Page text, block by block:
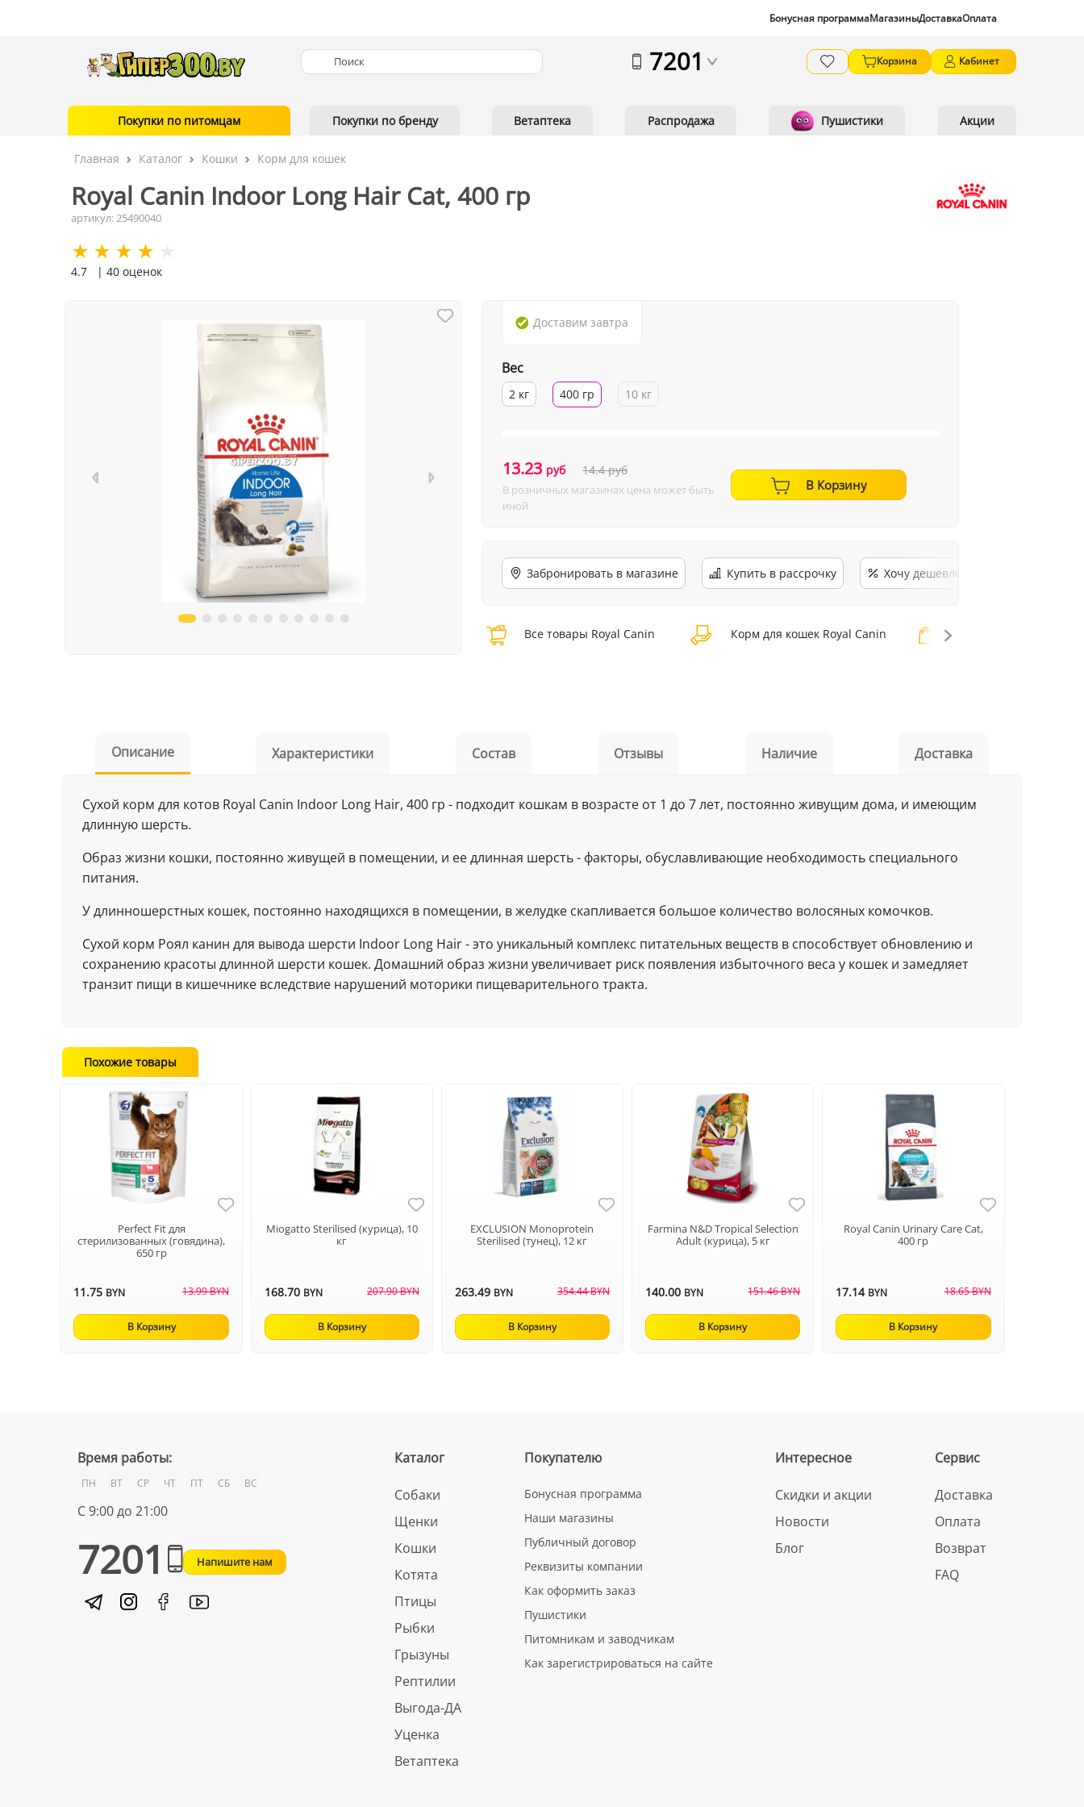
Бонусная программаМагазиныДоставкаОплата
7201 Корзина Кабинет
Покупки по питомцам Покупки по бренду Ветаптека Распродажа Пушистики Акции
Главная Каталог Кошки Корм для кошек
Royal Canin Indoor Long Hair Cat, 400 гр
артикул: 25490040
4.7 | 40 оценок
Доставим завтра
Вес
2 кг 400 гр 10 кг
13.23 руб 14.4руб
В розничных магазинах цена может быть
иной
В Корзину
Забронировать в магазине Купить в рассрочку Хочу дешевле
Все товары Royal Canin Корм для кошек Royal Canin Корм для кошек
Описание Характеристики Состав Отзывы Наличие Доставка
Сухой корм для котов Royal Canin Indoor Long Hair, 400 гр - подходит кошкам в возрасте от 1 до 7 лет, постоянно живущим дома, и имеющим
длинную шерсть.
Образ жизни кошки, постоянно живущей в помещении, и ее длинная шерсть - факторы, обуславливающие необходимость специального
питания.
У длинношерстных кошек, постоянно находящихся в помещении, в желудке скапливается большое количество волосяных комочков.
Сухой корм Роял канин для вывода шерсти Indoor Long Hair - это уникальный комплекс питательных веществ в способствует обновлению и
сохранению красоты длинной шерсти кошек. Домашний образ жизни увеличивает риск появления избыточного веса у кошек и замедляет
транзит пищи в кишечнике вследствие нарушений моторики пищеварительного тракта.
Похожие товары
Perfect Fit для
стерилизованных (говядина),
650 гр
11.75 BYN 13.99 BYN
В Корзину
Miogatto Sterilised (курица), 10
кг
168.70 BYN 207.90 BYN
В Корзину
EXCLUSION Monoprotein
Sterilised (тунец), 12 кг
263.49 BYN 354.44 BYN
В Корзину
Farmina N&D Tropical Selection
Adult (курица), 5 кг
140.00 BYN 151.46 BYN
В Корзину
Royal Canin Urinary Care Cat,
400 гр
17.14 BYN 18.65 BYN
В Корзину
Время работы:
ПН ВТ СР ЧТ ПТ СБ ВС
С 9:00 до 21:00
7201 Напишите нам
Каталог
Собаки
Щенки
Кошки
Котята
Птицы
Рыбки
Грызуны
Рептилии
Выгода-ДА
Уценка
Ветаптека
Покупателю
Бонусная программа
Наши магазины
Публичный договор
Реквизиты компании
Как оформить заказ
Пушистики
Питомникам и заводчикам
Как зарегистрироваться на сайте
Интересное
Скидки и акции
Новости
Блог
Сервис
Доставка
Оплата
Возврат
FAQ